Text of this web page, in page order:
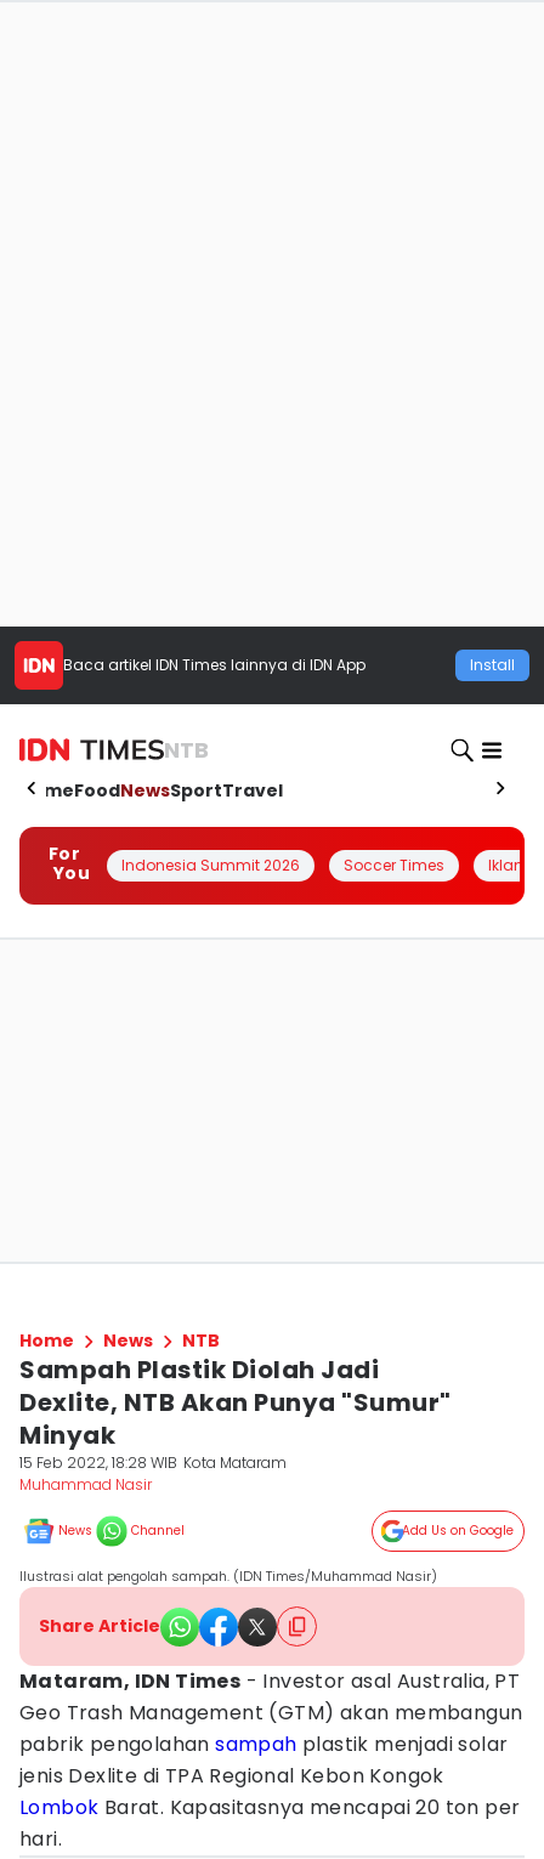
Baca artikel IDN Times lainnya di IDN App Install
NTB
HomeFoodNewsSportTravel
For
You
Indonesia Summit 2026 Soccer Times Iklanin
Home News NTB
Sampah Plastik Diolah Jadi
Dexlite, NTB Akan Punya "Sumur"
Minyak
15 Feb 2022, 18:28 WIB Kota Mataram
Muhammad Nasir
News Channel Add Us on Google
Ilustrasi alat pengolah sampah. (IDN Times/Muhammad Nasir)
Share Article
Mataram, IDN Times - Investor asal Australia, PT
Geo Trash Management (GTM) akan membangun
pabrik pengolahansampah plastik menjadi solar
jenis Dexlite di TPA Regional Kebon Kongok
Lombok Barat. Kapasitasnya mencapai 20 ton per
hari.